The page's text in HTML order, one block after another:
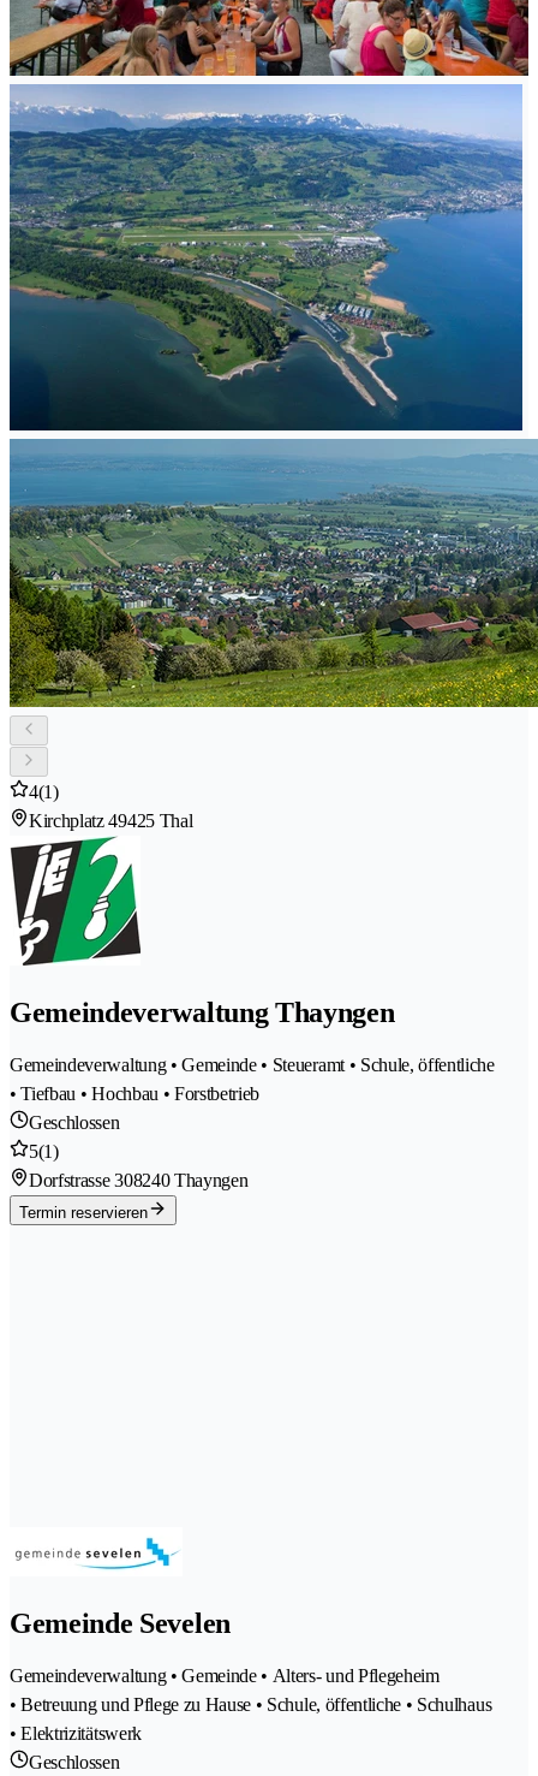
4(1)
Kirchplatz 49425 Thal
Gemeindeverwaltung Thayngen
Gemeindeverwaltung • Gemeinde • Steueramt • Schule, öffentliche
• Tiefbau • Hochbau • Forstbetrieb
Geschlossen
5(1)
Dorfstrasse 308240 Thayngen
Termin reservieren
Gemeinde Sevelen
Gemeindeverwaltung • Gemeinde • Alters- und Pflegeheim
• Betreuung und Pflege zu Hause • Schule, öffentliche • Schulhaus
• Elektrizitätswerk
Geschlossen